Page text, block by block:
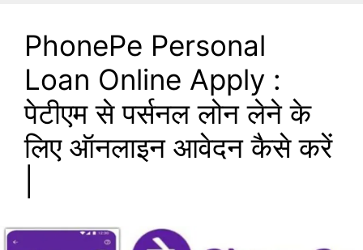
PhonePe Personal
Loan Online Apply :
पेटीएम से पर्सनल लोन लेने के
लिए ऑनलाइन आवेदन कैसे करें